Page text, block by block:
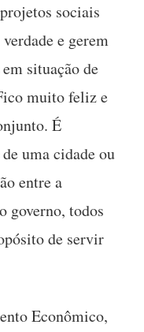
sociais
e gerem
situação de
muito feliz e
É
uma cidade ou
entre a
governo, todos
de servir
Econômico,